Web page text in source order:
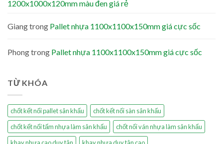
1200x1000x120mm màu đen giá rẻ
Giangtrong Pallet nhựa 1100x1100x150mm giá cực sốc
Phongtrong Pallet nhựa 1100x1100x150mm giá cực sốc
TỪ KHÓA
chốt kết nối pallet sân khấu
chốt kết nối sàn sân khấu
chốt kết nối tấm nhựa làm sân khấu
chốt nối ván nhựa làm sân khấu
khay nhựa cao duy tân
khay nhựa duy tân cao